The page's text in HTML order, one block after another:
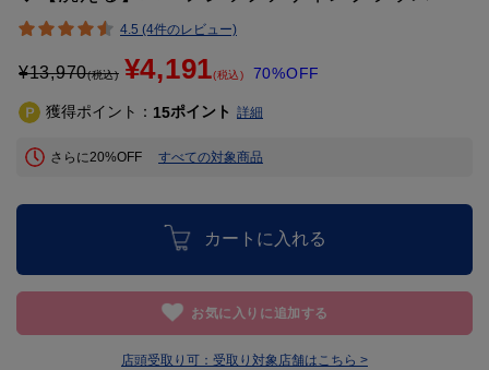
4.5 (4件のレビュー)
¥13,970(税込) ¥4,191(税込) 70%OFF
獲得ポイント： 15ポイント 詳細
さらに20%OFF すべての対象商品
カートに入れる
お気に入りに追加する
店頭受取り可： 受取り対象店舗はこちら >